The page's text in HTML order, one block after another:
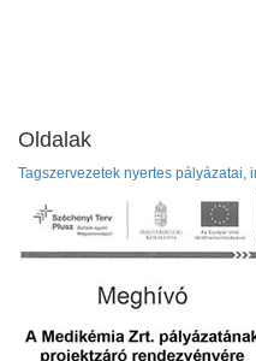
Oldalak
Tagszervezetek nyertes pályázatai,